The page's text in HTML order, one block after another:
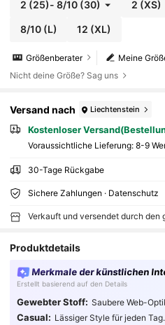
Valentinstag, Urlaub, Y2K,
2 (25)- 8/10 (30) 2 (XS)
8/10(L) 12 (XL)
Meine
Größenberater
Nicht deine Größe? Sag uns
Versand nach Liechtenstein
Kostenloser
Voraussichtliche Lieferung: 8-9
30-Tage Rückgabe
Sichere Zahlungen · Datenschutz
Verkauft und versendet durch den
Produktdetails
Merkmale der künstlichen
Erstellt basierend auf den Details
Gewebter Stoff: Saubere Web-
Casual: Lässiger Style für jeden Tag.